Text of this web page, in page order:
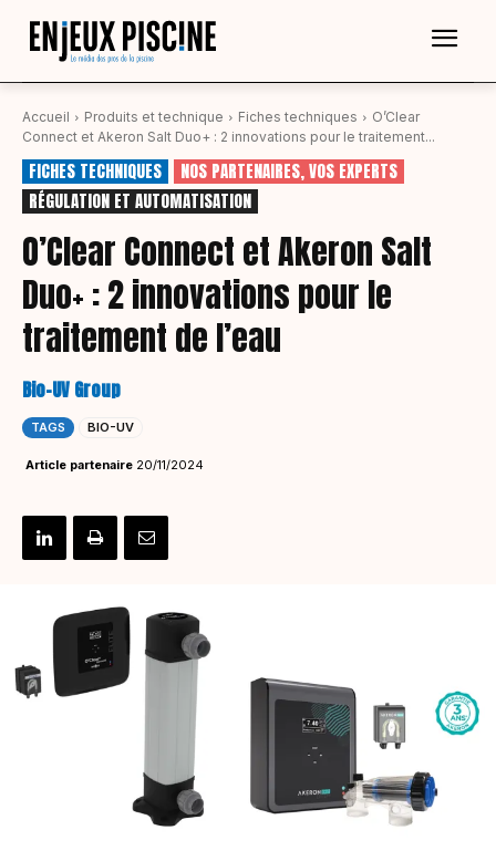
Accueil Produits et technique Fiches techniques
O’Clear
Connect et Akeron Salt Duo+ : 2 innovations pour le traitement...
FICHES TECHNIQUES
NOS PARTENAIRES, VOS EXPERTS
RÉGULATION ET AUTOMATISATION
O’Clear Connect et Akeron Salt
Duo+ : 2 innovations pour le
traitement de l’eau
Bio-UV Group
TAGS BIO-UV
Article partenaire 20/11/2024